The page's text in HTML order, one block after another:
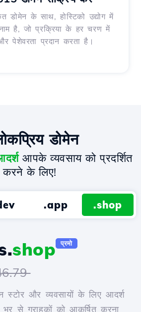
डोमेन के साथ, होस्टिको उद्योग में
है, जो प्रक्रिया के हर चरण में
पेशेवरता प्रदान करता है।
डोमेन
आपके व्यवसाय को प्रदर्शित
करने के लिए!
.app .shop
shop प्रमो
स्टोर और व्यवसायों के लिए आदर्श
भर से ग्राहकों को आकर्षित करना